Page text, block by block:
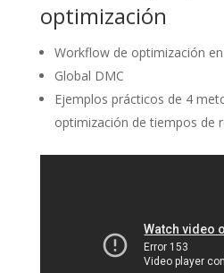
optimización
Workflow de optimización
Global DMC
Ejemplos prácticos de 4
optimización de tiempos de